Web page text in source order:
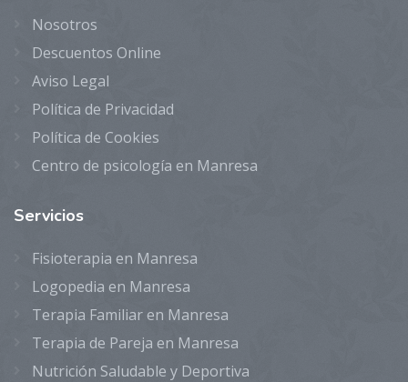
Nosotros
Descuentos Online
Aviso Legal
Política de Privacidad
Política de Cookies
Centro de psicología en Manresa
Servicios
Fisioterapia en Manresa
Logopedia en Manresa
Terapia Familiar en Manresa
Terapia de Pareja en Manresa
Nutrición Saludable y Deportiva